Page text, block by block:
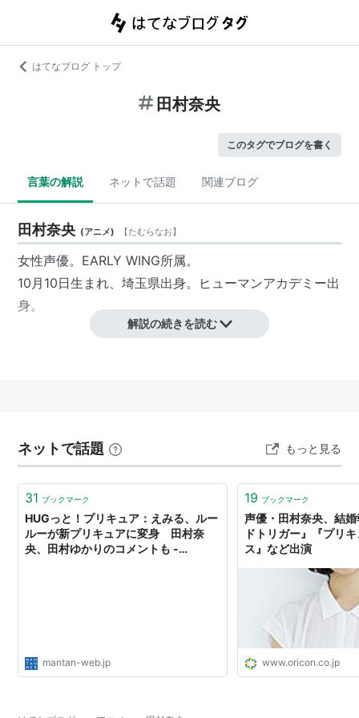
はてなブログ トップ
田村奈央
このタグでブログを書く
言葉の解説 ネットで話題 関連ブログ
田村奈央 (アニメ) 【たむらなお】
女性声優。EARLY WING所属。
10月10日生まれ、埼玉県出身。ヒューマンアカデミー出
身。
ワールドトリガー（雨取千佳）
浦和の調ちゃん（三室美園）
ゲーム
アイドルマスター ミリオンライブ！（ 木下ひなた
）
ラングリッサー リインカーネーション -転生- （ツバ
解説の続きを読む
ネットで話題 もっと見る
31 ブックマーク
HUGっと！プリキュア：えみる、ルー
ルーが新プリキュアに変身 田村奈
央、田村ゆかりのコメントも -
mantan-web.jp
19 ブックマーク
声優・田村奈央、結
ドトリガー』『プリ
ス』など出演
www.oricon.co.jp